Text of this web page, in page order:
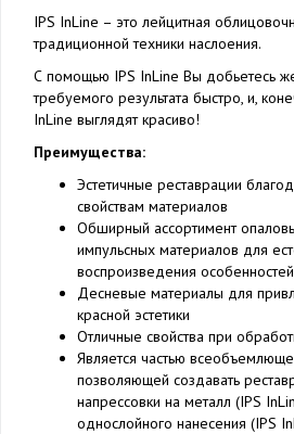
IPS InLine – это лейцитная
традиционной техники наслоения.
С помощью IPS InLine Вы добьетесь
требуемого результата быстро, и,
InLine выглядят красиво!
Преимущества:
Эстетичные реставрации
свойствам материалов
Обширный ассортимент
импульсных материалов для
воспроизведения особенностей
Десневые материалы для
красной эстетики
Отличные свойства при
Является частью
позволяющей создавать
напрессовки на металл (IPS
однослойного нанесения (IPS